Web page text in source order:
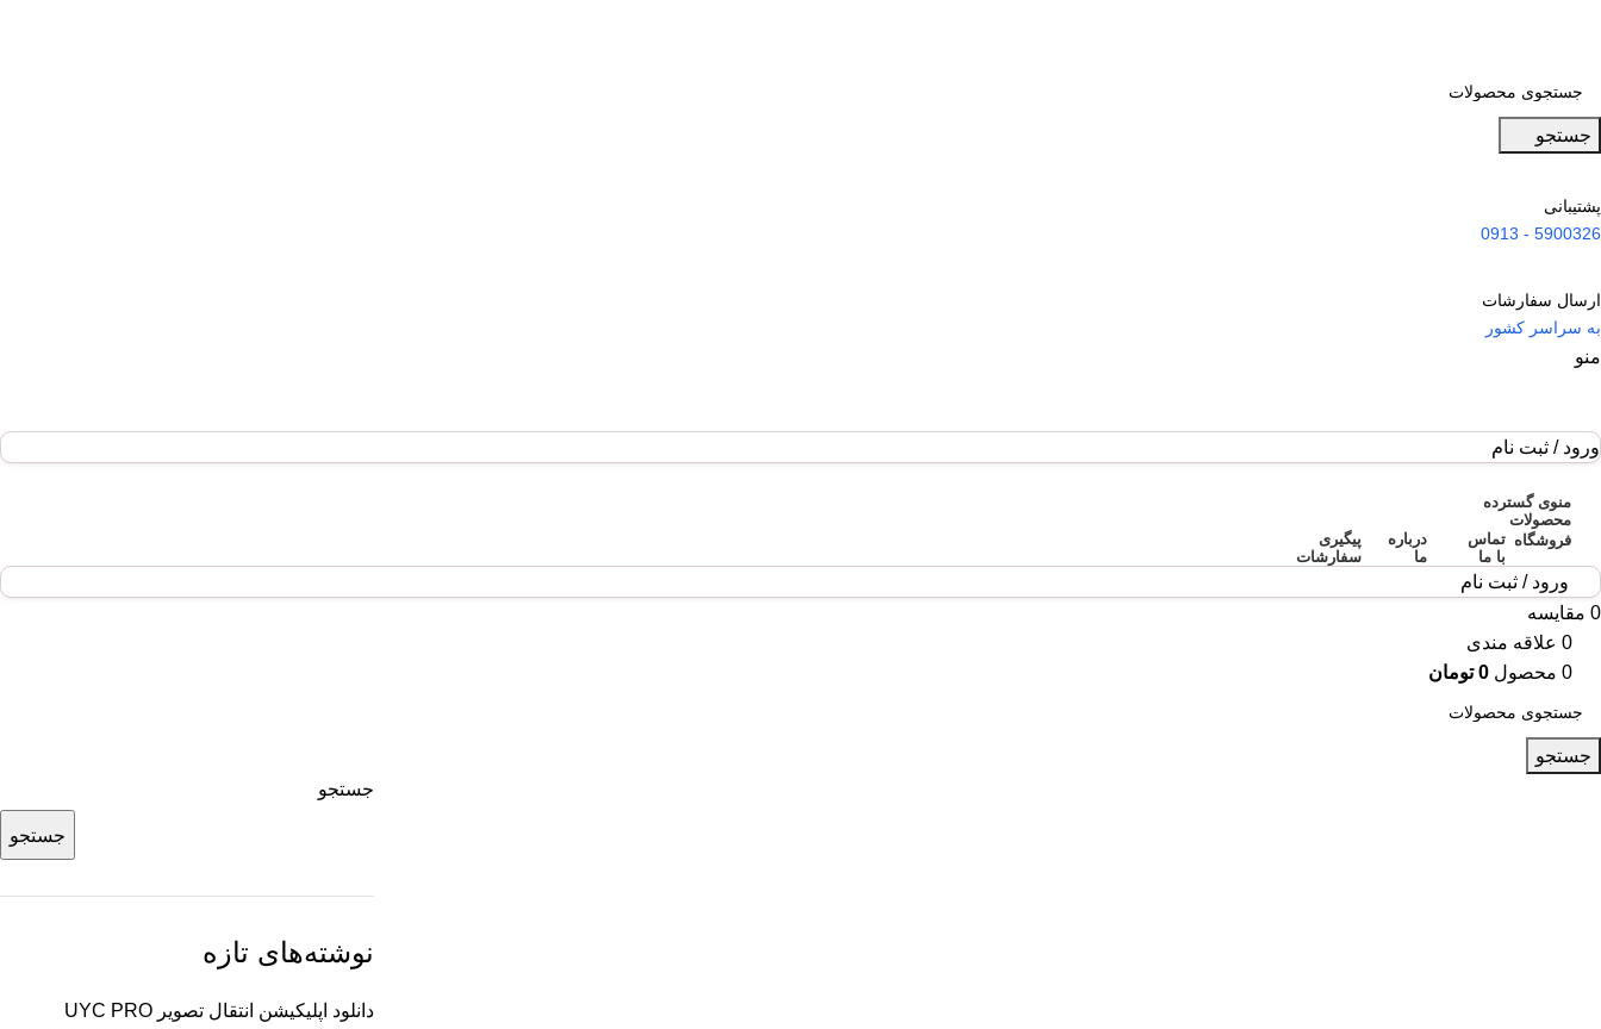
جستجو
پشتیبانی
5900326 - 0913
ارسال سفارشات
به سراسر کشور
منو
ورود / ثبت نام
منوی گسترده
محصولات
فروشگاه تماس
با ما
درباره
ما
پیگیری
سفارشات
ورود / ثبت نام
0 مقایسه
0 علاقه مندی
0 محصول 0 تومان
جستجو
جستجو
جستجو
نوشته‌های تازه
دانلود اپلیکیشن انتقال تصویر UYC PRO